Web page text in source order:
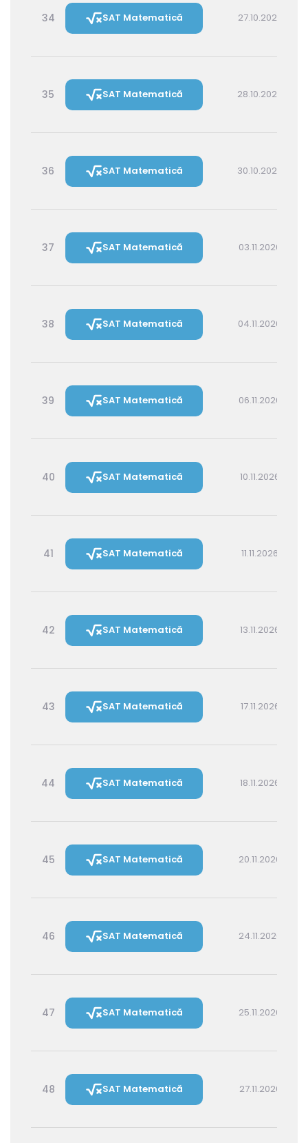
34 SAT Matematică 27.10.2026 16:00
35 SAT Matematică 28.10.2026 14:30
36 SAT Matematică 30.10.2026 16:00
37 SAT Matematică 03.11.2026 16:00
38 SAT Matematică 04.11.2026 14:30
39 SAT Matematică 06.11.2026 16:00
40 SAT Matematică 10.11.2026 16:00
41 SAT Matematică 11.11.2026 14:30
42 SAT Matematică 13.11.2026 16:00
43 SAT Matematică 17.11.2026 16:00
44 SAT Matematică 18.11.2026 14:30
45 SAT Matematică 20.11.2026 16:00
46 SAT Matematică 24.11.2026 16:00
47 SAT Matematică 25.11.2026 14:30
48 SAT Matematică 27.11.2026 16:00